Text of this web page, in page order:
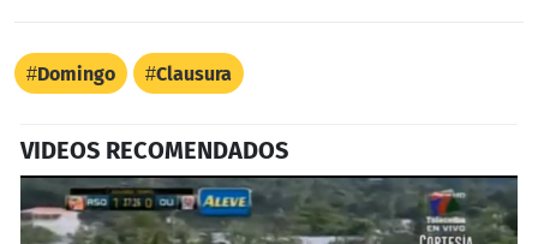
Domingo Clausura
VIDEOS RECOMENDADOS